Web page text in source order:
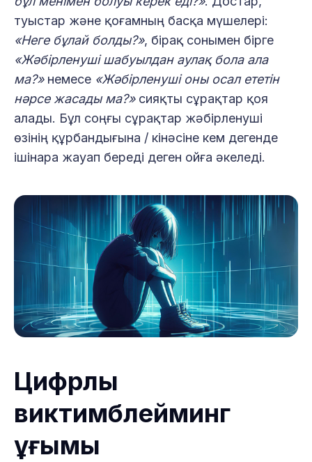
туыстар және қоғамның басқа мүшелері:
«Неге бұлай болды?», бірақ сонымен бірге
«Жәбірленуші шабуылдан аулақ бола ала
ма?» немесе «Жәбірленуші оны осал ететін
нәрсе жасады ма?»сияқты сұрақтар қоя
алады. Бұл соңғы сұрақтар жәбірленуші
өзінің құрбандығына / кінәсіне кем дегенде
ішінара жауап береді деген ойға әкеледі.
Цифрлық
виктимблейминг
ұғымы